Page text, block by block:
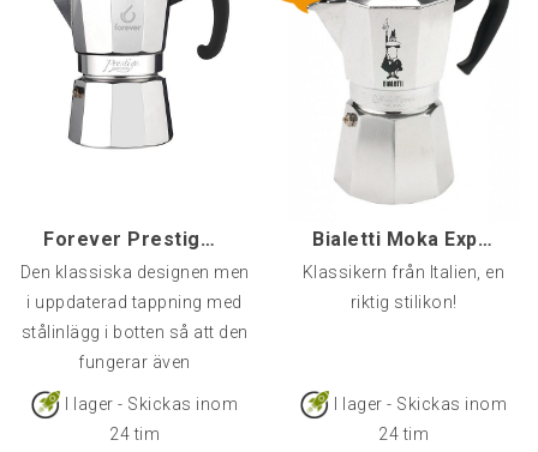
Forever Prestige 6-kopp Mokabryggare Induktion
Den klassiska designen men
i uppdaterad tappning med
stålinlägg i botten så att den
fungerar även
I lager - Skickas inom
24 tim
Bialetti Moka Express, 9-kopp
Klassikern från Italien, en
riktig stilikon!
I lager - Skickas inom
24 tim